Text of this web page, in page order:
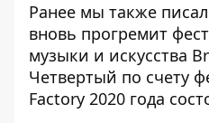
Ранее мы также
вновь прогремит
музыки и искусства
Четвертый по счету
Factory 2020 года